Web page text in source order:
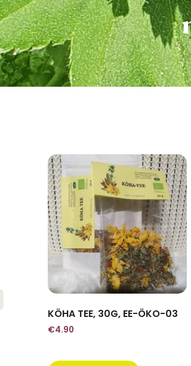
KÖHA TEE, 30G, EE-ÖKO-03
€4.90